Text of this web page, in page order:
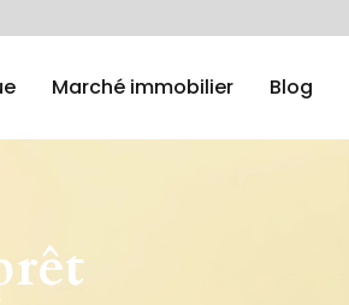
Marché immobilier Blog